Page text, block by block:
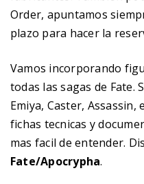
Order, apuntamos
plazo para hacer la
Vamos incorporando
todas las sagas de Fate.
Emiya, Caster, Assassin,
fichas tecnicas y
mas facil de entender.
Fate/Apocrypha.